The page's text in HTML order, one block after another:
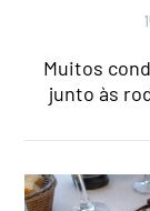
Muitos
junto às